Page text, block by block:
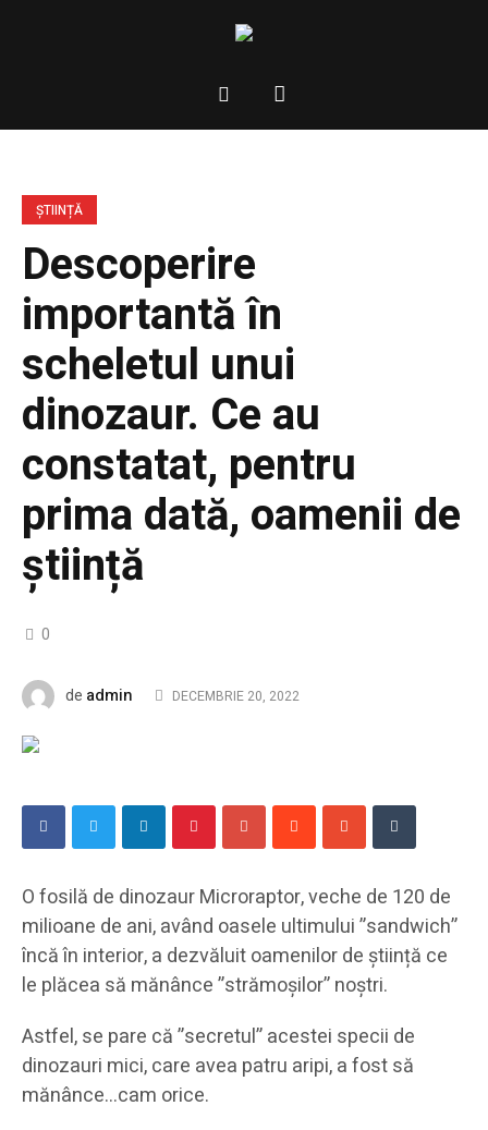
ȘTIINȚĂ
Descoperire
importantă în
scheletul unui
dinozaur. Ce au
constatat, pentru
prima dată, oamenii de
știință
0
de admin DECEMBRIE 20, 2022
O fosilă de dinozaur Microraptor, veche de 120 de
milioane de ani, având oasele ultimului ”sandwich”
încă în interior, a dezvăluit oamenilor de știință ce
le plăcea să mănânce ”strămoșilor” noștri.
Astfel, se pare că ”secretul” acestei specii de
dinozauri mici, care avea patru aripi, a fost să
mănânce…cam orice.